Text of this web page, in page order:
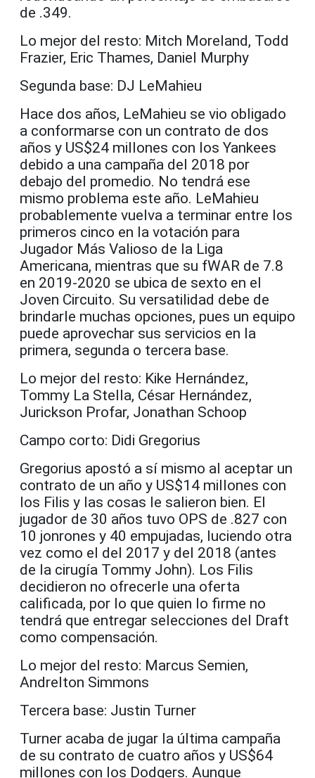
de .349.
Lo mejor del resto: Mitch Moreland, Todd
Frazier, Eric Thames, Daniel Murphy
Segunda base: DJ LeMahieu
Hace dos años, LeMahieu se vio obligado
a conformarse con un contrato de dos
años y US$24 millones con los Yankees
debido a una campaña del 2018 por
debajo del promedio. No tendrá ese
mismo problema este año. LeMahieu
probablemente vuelva a terminar entre los
primeros cinco en la votación para
Jugador Más Valioso de la Liga
Americana, mientras que su fWAR de 7.8
en 2019-2020 se ubica de sexto en el
Joven Circuito. Su versatilidad debe de
brindarle muchas opciones, pues un equipo
puede aprovechar sus servicios en la
primera, segunda o tercera base.
Lo mejor del resto: Kike Hernández,
Tommy La Stella, César Hernández,
Jurickson Profar, Jonathan Schoop
Campo corto: Didi Gregorius
Gregorius apostó a sí mismo al aceptar un
contrato de un año y US$14 millones con
los Filis y las cosas le salieron bien. El
jugador de 30 años tuvo OPS de .827 con
10 jonrones y 40 empujadas, luciendo otra
vez como el del 2017 y del 2018 (antes
de la cirugía Tommy John). Los Filis
decidieron no ofrecerle una oferta
calificada, por lo que quien lo firme no
tendrá que entregar selecciones del Draft
como compensación.
Lo mejor del resto: Marcus Semien,
Andrelton Simmons
Tercera base: Justin Turner
Turner acaba de jugar la última campaña
de su contrato de cuatro años y US$64
millones con los Dodgers. Aunque